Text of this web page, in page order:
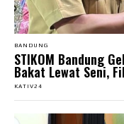
BANDUNG
STIKOM Bandung
Bakat Lewat Seni,
KATIV24